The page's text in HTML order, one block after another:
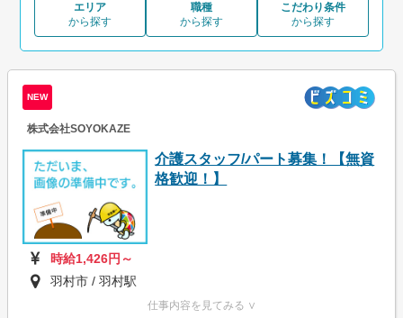
エリア
から探す
職種
から探す
こだわり条件
から探す
NEW
株式会社SOYOKAZE
介護スタッフ/パート募集！【無資
格歓迎！】
時給1,426円～
羽村市 / 羽村駅
仕事内容を見てみる ∨